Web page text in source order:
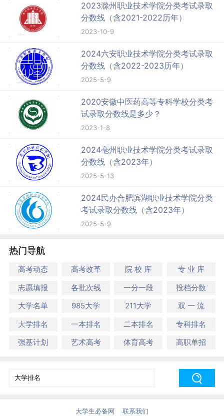
2023滁州职业技术学院分类考试录取
分数线（含2021-2022历年）
2023-10-9
2024六安职业技术学院分类考试录取
分数线（含2022-2023历年）
2025-5-9
2020安徽中医药高等专科学校分类考
试录取分数线是多少？
2023-1-8
2024亳州职业技术学院分类考试录取
分数线（含2023年）
2025-5-13
2024民办合肥滨湖职业技术学院分类
考试录取分数线（含2023年）
2025-5-9
热门导航
高考动态 高考改革 院 校 库
专 业 库
志愿填报
各批次线 一分一段
投档分数
大学名单
985大学 211大学
双 一 流
大学排名
一本排名 二本排名
专科排名
强基计划
艺术高考 体育高考 高职单招
大学生必备网 联系我们